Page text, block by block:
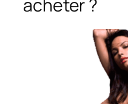
acheter ?